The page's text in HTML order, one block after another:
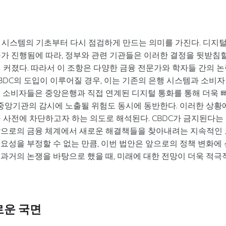
스템의 기초부터 다시 점검하게 만드는 의미를 가진다. 디지
진행됨에 따라, 정부와 관련 기관들은 이러한 결정을 뒷받침
졌다. 따라서 이 조항은 다양한 금융 전문가와 학자들 간의
의 도입이 이루어질 경우, 이는 기존의 은행 시스템과 소비자
비자들은 중앙은행과 직접 연계된 디지털 통화를 통해 더욱
기관의 감시에 노출될 위험도 동시에 동반한다. 이러한 상황
전에 차단하고자 하는 의도로 해석된다. CBDC가 금지된다는
로의 금융 체계에서 새로운 해결책들을 찾아내려는 지속적인
성을 부정할 수 없는 만큼, 이번 법안은 앞으로의 정책 변화에
거의 논쟁을 바탕으로 했을 때, 미래에 대한 전망이 더욱 적극
국면